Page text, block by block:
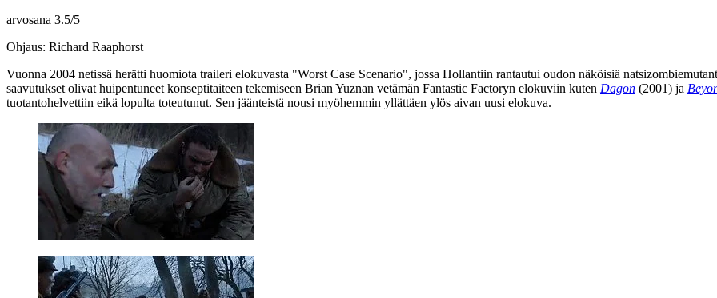
arvosana 3.5/5
Ohjaus: Richard Raaphorst
Vuonna 2004 netissä herätti huomiota traileri elokuvasta "Worst Case Scenario", jossa Hollantiin rantautui oudon näköisiä
saavutukset olivat huipentuneet konseptitaiteen tekemiseen Brian Yuznan vetämän Fantastic Factoryn elokuviin kuten Dagon (2001) ja
tuotantohelvettiin eikä lopulta toteutunut. Sen jäänteistä nousi myöhemmin yllättäen ylös aivan uusi elokuva.